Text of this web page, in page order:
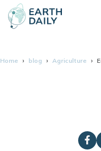
Home blog Agriculture